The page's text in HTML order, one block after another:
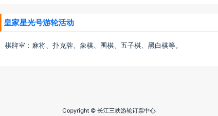
皇家星光号游轮活动
棋牌室：麻将、扑克牌、象棋、围棋、五子棋、黑白棋等。
Copyright © 长江三峡游轮订票中心